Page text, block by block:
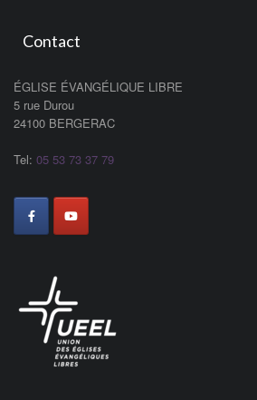
Contact
ÉGLISE ÉVANGÉLIQUE LIBRE
5 rue Durou
24100 BERGERAC
Tel: 05 53 73 37 79